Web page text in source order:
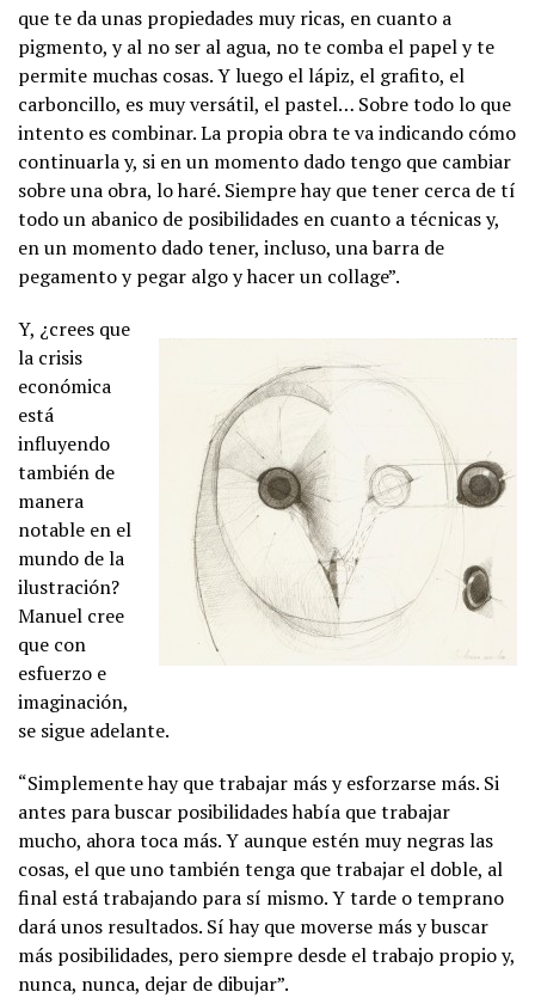
que te da unas propiedades muy ricas, en cuanto a
pigmento, y al no ser al agua, no te comba el papel y te
permite muchas cosas. Y luego el lápiz, el grafito, el
carboncillo, es muy versátil, el pastel… Sobre todo lo que
intento es combinar. La propia obra te va indicando cómo
continuarla y, si en un momento dado tengo que cambiar
sobre una obra, lo haré. Siempre hay que tener cerca de tí
todo un abanico de posibilidades en cuanto a técnicas y,
en un momento dado tener, incluso, una barra de
pegamento y pegar algo y hacer un collage”.
Y, ¿crees que
la crisis
económica
está
influyendo
también de
manera
notable en el
mundo de la
ilustración?
Manuel cree
que con
esfuerzo e
imaginación,
se sigue adelante.
“Simplemente hay que trabajar más y esforzarse más. Si
antes para buscar posibilidades había que trabajar
mucho, ahora toca más. Y aunque estén muy negras las
cosas, el que uno también tenga que trabajar el doble, al
final está trabajando para sí mismo. Y tarde o temprano
dará unos resultados. Sí hay que moverse más y buscar
más posibilidades, pero siempre desde el trabajo propio y,
nunca, nunca, dejar de dibujar”.